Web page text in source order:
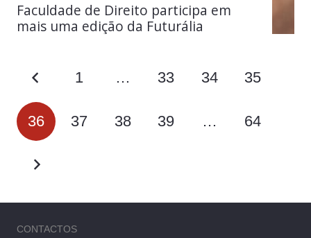
Faculdade de Direito participa em
mais uma edição da Futurália
1 … 33 34 35
36 37 38 39 … 64
CONTACTOS